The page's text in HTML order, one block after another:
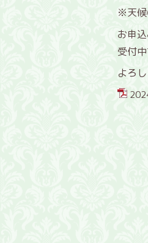
※天候
お申
受付中
よろ